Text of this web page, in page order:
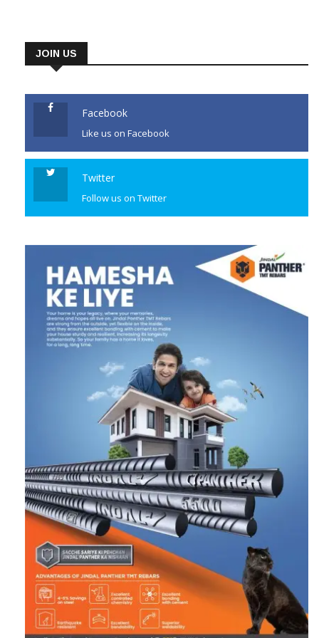
JOIN US
Facebook
Like us on Facebook
Twitter
Follow us on Twitter